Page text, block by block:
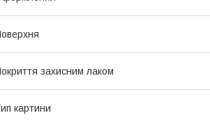
захисним лаком
картини